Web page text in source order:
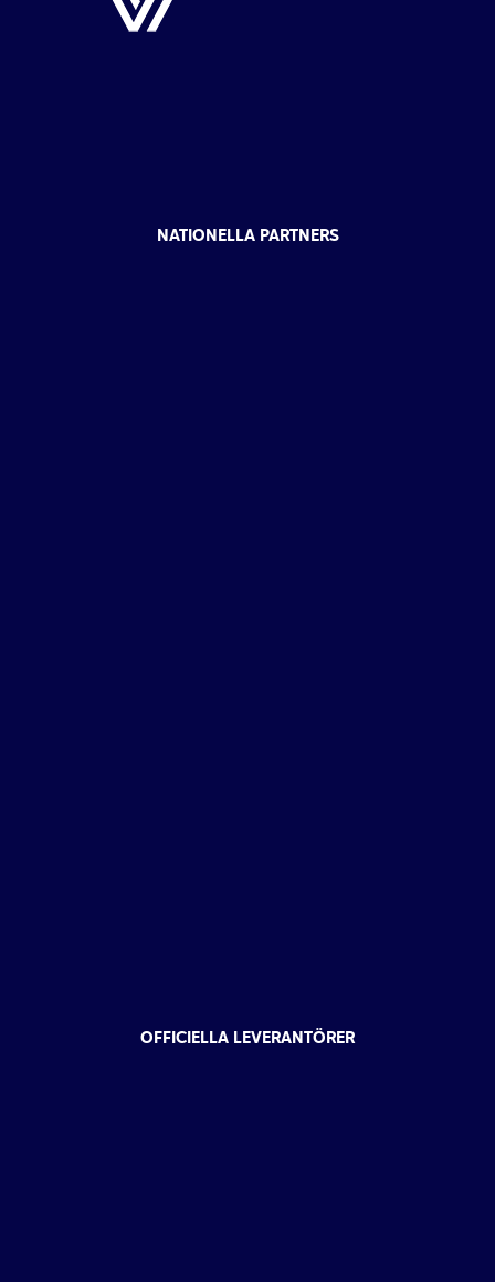
NATIONELLA PARTNERS
OFFICIELLA LEVERANTÖRER